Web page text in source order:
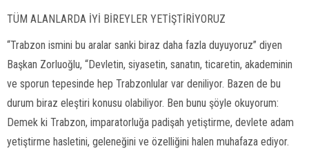
TÜM ALANLARDA İYİ BİREYLER YETİŞTİRİYORUZ
“Trabzon ismini bu aralar sanki biraz daha fazla duyuyoruz” diyen
Başkan Zorluoğlu, “Devletin, siyasetin, sanatın, ticaretin, akademinin
ve sporun tepesinde hep Trabzonlular var deniliyor. Bazen de bu
durum biraz eleştiri konusu olabiliyor. Ben bunu şöyle okuyorum:
Demek ki Trabzon, imparatorluğa padişah yetiştirme, devlete adam
yetiştirme hasletini, geleneğini ve özelliğini halen muhafaza ediyor.